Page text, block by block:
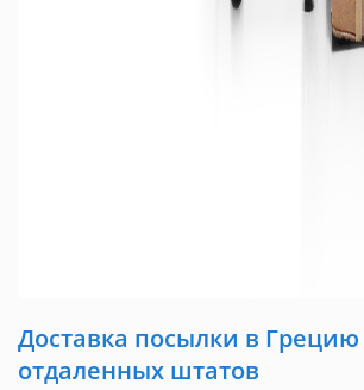
Доставка посылки в Грецию
отдаленных штатов